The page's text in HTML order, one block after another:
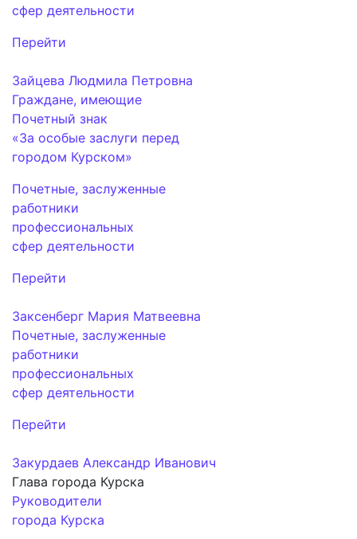
сфер деятельности
Перейти
Зайцева Людмила Петровна
Граждане, имеющие
Почетный знак
«За особые заслуги перед
городом Курском»
Почетные, заслуженные
работники
профессиональных
сфер деятельности
Перейти
Заксенберг Мария Матвеевна
Почетные, заслуженные
работники
профессиональных
сфер деятельности
Перейти
Закурдаев Александр Иванович
Глава города Курска
Руководители
города Курска